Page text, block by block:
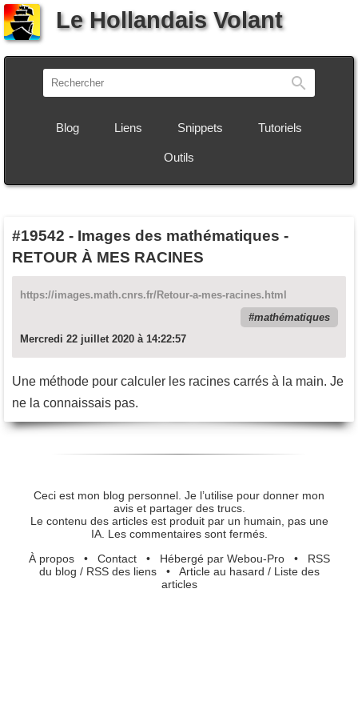
Le Hollandais Volant
Blog Liens Snippets Tutoriels
Outils
#19542 - Images des mathématiques -
RETOUR À MES RACINES
https://images.math.cnrs.fr/Retour-a-mes-racines.html
mathématiques
Mercredi 22 juillet 2020 à 14:22:57
Une méthode pour calculer les racines carrés à la main. Je
ne la connaissais pas.
Ceci est mon blog personnel. Je l’utilise pour donner mon
avis et partager des trucs.
Le contenu des articles est produit par un humain, pas une
IA. Les commentaires sont fermés.
À propos• Contact• Hébergé par Webou-Pro• RSS
du blog / RSS des liens• Article au hasard / Liste des
articles